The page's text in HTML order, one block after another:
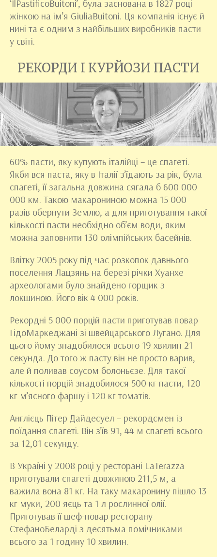
‘IlPastificoBuitoni’, була заснована в 1827 році
жінкою на ім’я GiuliaBuitoni. Ця компанія існує й
нині та є одним з найбільших виробників пасти
у світі.
РЕКОРДИ І КУРЙОЗИ ПАСТИ
60% пасти, яку купують італійці – це спагеті.
Якби вся паста, яку в Італії з’їдають за рік, була
спагеті, її загальна довжина сягала б 600 000
000 км. Такою макарониною можна 15 000
разів обернути Землю, а для приготування такої
кількості пасти необхідно об’єм води, яким
можна заповнити 130 олімпійських басейнів.
Влітку 2005 року під час розкопок давнього
поселення Лацзянь на березі річки Хуанхе
археологами було знайдено горщик з
локшиною. Його вік 4 000 років.
Рекордні 5 000 порцій пасти приготував повар
ГідоМаркеджані зі швейцарського Лугано. Для
цього йому знадобилося всього 19 хвилин 21
секунда. До того ж пасту він не просто варив,
але й поливав соусом болоньєзе. Для такої
кількості порцій знадобилося 500 кг пасти, 120
кг м’ясного фаршу і 120 кг томатів.
Англієць Пітер Дайдесуел – рекордсмен із
поїдання спагеті. Він з’їв 91, 44 м спагеті всього
за 12,01 секунду.
В Україні у 2008 році у ресторані LaTerazza
приготували спагеті довжиною 211,5 м, а
важила вона 81 кг. На таку макаронину пішло 13
кг муки, 200 яєць та 1 л рослинної олії.
Приготував її шеф-повар ресторану
СтефаноБеларді з десятьма помічниками
всього за 1 годину 10 хвилин.